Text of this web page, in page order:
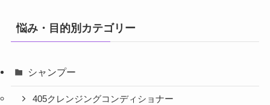
悩み・目的別カテゴリー
シャンプー
405クレンジングコンディショナー